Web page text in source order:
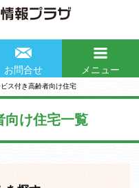
お問合せ
メニュー
ス付き高齢者向け住宅
向け住宅一覧